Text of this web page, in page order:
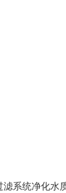
系统净化